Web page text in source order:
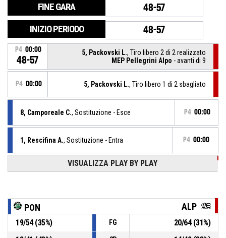
FINE GARA 48-57
INIZIO PERIODO 48-57
P4 00:00
48-57
5, Packovski L., Tiro libero 2 di 2 realizzato
MEP Pellegrini Alpo - avanti di 9
P4 00:00 5, Packovski L., Tiro libero 1 di 2 sbagliato
8, Camporeale C., Sostituzione - Esce P4 00:00
1, Rescifina A., Sostituzione - Entra P4 00:00
5, Packovski L.
8, Camporeale C., Fallo personale
12, Carraro A.
, Tiro libero 2 di 2 realizzato
Ponzano Basket
P4 00:01
48-56
VISUALIZZA PLAY BY PLAY
PON ALP
19/54(35%) FG 20/64(31%)